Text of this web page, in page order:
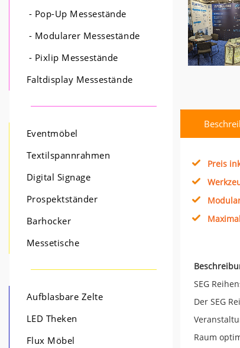
- Pop-Up Messestände
- Modularer Messestände
- Pixlip Messestände
Faltdisplay Messestände
Eventmöbel
Textilspannrahmen
Digital Signage
Prospektständer
Barhocker
Messetische
Aufblasbare Zelte
LED Theken
Flux Möbel
Preis
SEG
Der SEG
Raum